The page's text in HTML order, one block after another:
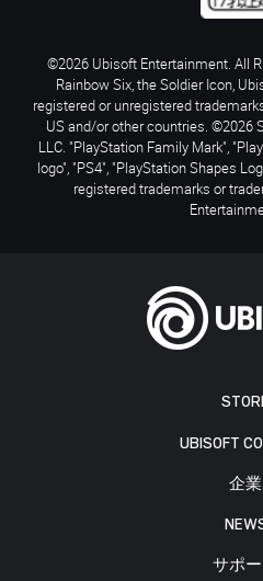
UBISOFT
企業
サポー
©2026 Ubisoft Entertainment. All
Rainbow Six, the Soldier Icon,
registered or unregistered
US and/or other countries. ©2026
LLC. "PlayStation Family Mark",
logo", "PS4", "PlayStation Shapes
registered trademarks or